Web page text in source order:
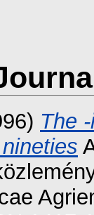
The